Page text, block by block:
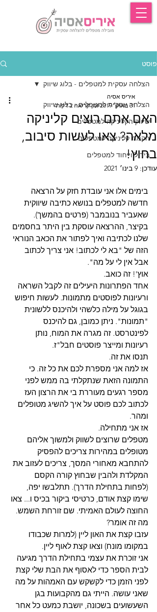
פוסט
הצלחה עסקית למטפלים - בלוג שיווק
שיווק הקליניקה למטפלים
הקמת קליניקה למטפלים
בידול וייחוד למטפלים
הצלחה עסקית למטפלים - בלוג שיווק
האם אתם רוצים קליניקה
מלאה? צאו לעשות סיבוב,
בחוץ!
איריס אסיה
31 באוק׳ 2019
זמן קריאה 2 דקות
עודכן: 9 בינו׳ 2021
בימים אלו אני עובדת חזק על הרצאה
חדשה למטפלים בנושא כתיבה שיווקית
שאעביר בנובמבר (פרטים בהמשך).
בקיצר, ההרצאה עוסקת בין היתר בחסמים
שלנו לכתיבה ואיך לפתור את הכאב הנוראי
הזה של "בא לי לכתוב! אני צריך לכתוב
אבל אין לי על מה".
אוץ'! זה כואב.
אחד הפתרונות היעילים זה לקבל השראה
ורעיונות לפוסטים מתמונות. לעשות חיפוש
בגוגל על מילה כלשהי ולהיכנס ללשונית
"תמונות". ניתן כמובן, גם להיכנס
לפינטרסט. זה מגרה את המוח, נותן
רעיונות ומייצר פוסטים חבל"ז.
תנסו את זה.
אז למה אני מספרת לכם את כל זה. כי
התמונה הזאת שנתקלתי בה ממש לפני
מספר רגעים מעוררת בי את הרצון העז
לכתוב לכם פוסט על איך להשיג מטופלים
ומהר.
אז אני מתחילה.
מטפלים שרוצים לשווק ולמשוך אליהם
מטופלים במהירות צריכים להפסיק
להתחבא מאחורי המסך, צריכים לעזוב את
המקלדת ולהבין שבחוץ קורה הקסם
(לפחות בתחילת הדרך). תתלבשו יפה,
שימו קצת אודם, כרטיסי ביקור בכיס ו... צאו
החוצה לעולם האמיתי. שם זורחת השמש.
מה זה אומר?
עזבו קצת את האון ליין (למרות שכבודו
במקומו מונח) וצאו קצת לאוף ליין.
אני זוכרת את עצמי בתחילת הדרך מגיעה
לבית הספר כדי לאסוף את הבת שלי קצת
לפני הזמן כדי לקשקש עם האמהות על מה
שאני עושה. הייתי גם מהקבועות בגן
השעשועים בשכונה, יושבת כמעט כל אחר